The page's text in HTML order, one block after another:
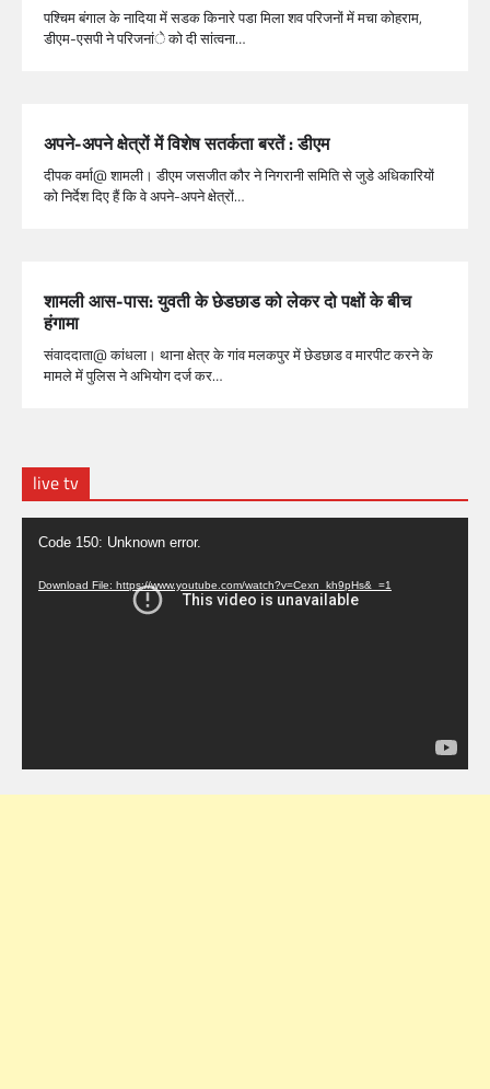
पश्चिम बंगाल के नादिया में सडक किनारे पडा मिला शव परिजनों में मचा कोहराम,
डीएम-एसपी ने परिजनांे को दी सांत्वना…
अपने-अपने क्षेत्रों में विशेष सतर्कता बरतें : डीएम
दीपक वर्मा@ शामली। डीएम जसजीत कौर ने निगरानी समिति से जुडे अधिकारियों
को निर्देश दिए हैं कि वे अपने-अपने क्षेत्रों…
शामली आस-पास: युवती के छेडछाड को लेकर दो पक्षों के बीच
हंगामा
संवाददाता@ कांधला। थाना क्षेत्र के गांव मलकपुर में छेडछाड व मारपीट करने के
मामले में पुलिस ने अभियोग दर्ज कर…
live tv
Video
Player
Code 150: Unknown error.
Download File: https://www.youtube.com/watch?v=Cexn_kh9pHs&_=1